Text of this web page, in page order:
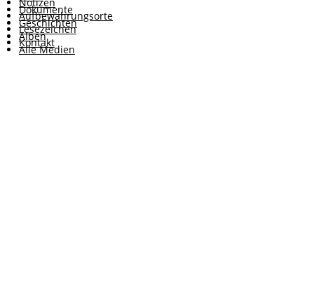
Dokumente
Geschichten
Alben
Alle Medien
Aufbewahrungsorte
Lesezeichen
Kontakt